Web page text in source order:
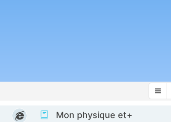
Mon physique et+